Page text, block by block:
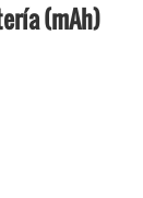
(mAh)